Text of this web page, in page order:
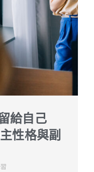
給自己
性格與副